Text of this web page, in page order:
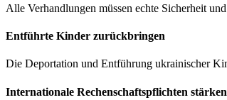
Alle Verhandlungen müssen echte Sicherheit
Entführte Kinder zurückbringen
Die Deportation und Entführung ukrainischer
Internationale Rechenschaftspflichten stärken